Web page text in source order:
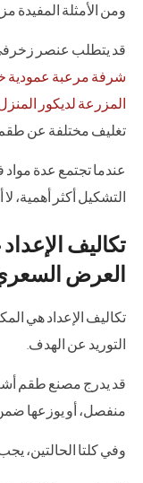
ومن الأمثلة المفيدة
قد يتطلب عنصر
شرفة مرعبة عمودية
المزرعة لديكور
تغليف مختلفة عن
عندما تجتمع عدة
التشكيل أكثر أهمية، لا
تكاليف
العرض
تكاليف الإعداد هي
التوريد عن الهدف.
قد يدرج مصنع طقم
منفصل، أو يوزعها
وفي كلتا الحالتين، يجب